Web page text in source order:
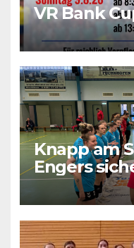
VR Bank
Knapp am
Engers
Punkt